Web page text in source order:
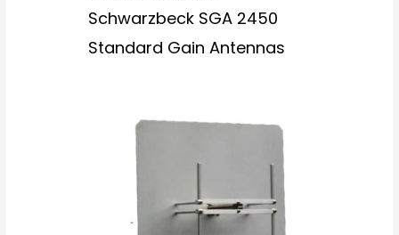
Schwarzbeck SGA 2450
Standard Gain Antennas